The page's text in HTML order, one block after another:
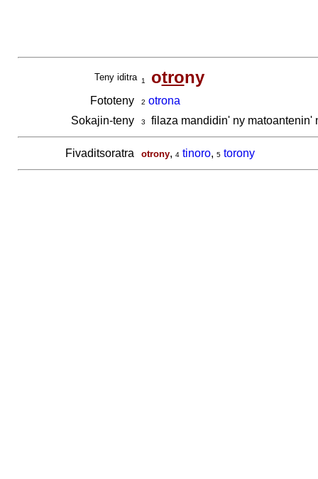
Teny iditra 1 otrony
Fototeny 2 otrona
Sokajin-teny
3 filaza mandidin' ny matoantenin'
Fivaditsoratra otrony, 4 tinoro, 5 torony